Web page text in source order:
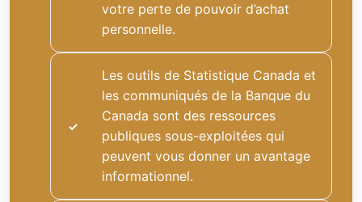
votre perte de pouvoir d’achat
personnelle.
Les outils de Statistique Canada et
les communiqués de la Banque du
Canada sont des ressources
publiques sous-exploitées qui
peuvent vous donner un avantage
informationnel.